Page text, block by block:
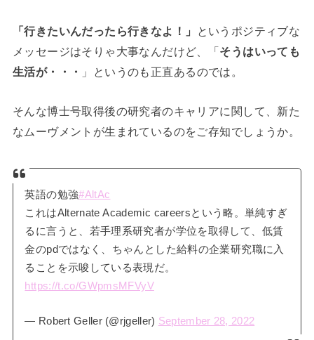
「行きたいんだったら行きなよ！」
というポジティブな
メッセージはそりゃ大事なんだけど、「 そうはいっても
生活が・・・
」というのも正直あるのでは。
そんな博士号取得後の研究者のキャリアに関して、新た
なムーヴメントが生まれているのをご存知でしょうか。
英語の勉強#AltAc
これはAlternate Academic careersという略。単純すぎ
るに言うと、若手理系研究者が学位を取得して、低賃
金のpdではなく、ちゃんとした給料の企業研究職に入
ることを示唆している表現だ。
https://t.co/GWpmsMFVyV
— Robert Geller (@rjgeller) September 28, 2022